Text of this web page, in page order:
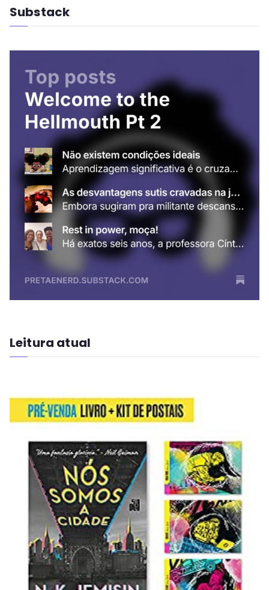
Substack
Leitura atual